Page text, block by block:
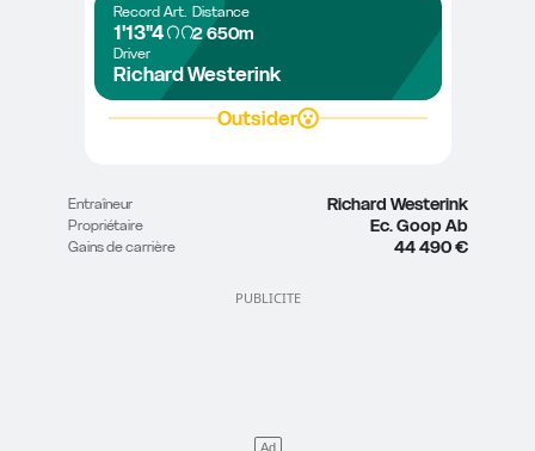
Record
1'13"4
Art. Distance
2 650m
Driver
Richard Westerink
Outsider
Entraîneur Richard Westerink
Propriétaire Ec. Goop Ab
Gains de carrière 44 490 €